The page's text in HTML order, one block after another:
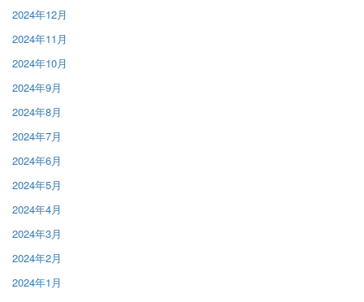
2024年12月
2024年11月
2024年10月
2024年9月
2024年8月
2024年7月
2024年6月
2024年5月
2024年4月
2024年3月
2024年2月
2024年1月